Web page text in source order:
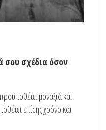
σου σχέδια όσον
μοναξιά και
επίσης χρόνο και